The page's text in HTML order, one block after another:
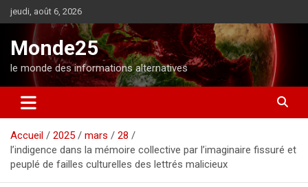
l
o
n
jeudi, août 6, 2026
Monde25
le monde des informations alternatives
Accueil 2025 mars
28
l’indigence dans la mémoire collective par l’imaginaire fissuré et
peuplé de failles culturelles des lettrés malicieux